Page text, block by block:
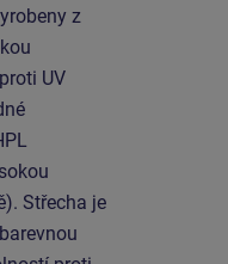
z
UV
Střecha je